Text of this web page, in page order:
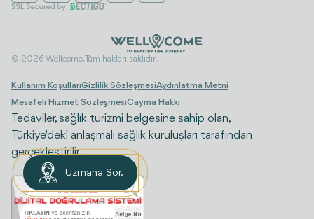
© 2026 Wellcome. Tüm hakları saklıdır..
Kullanım KoşullarıGizlilik SözleşmesiAydınlatma Metni
Mesafeli Hizmet SözleşmesiCayma Hakkı
Tedaviler, sağlık turizmi belgesine sahip olan,
Türkiye'deki anlaşmalı sağlık kuruluşları tarafından
gerçekleştirilir.
Uzmana Sor.